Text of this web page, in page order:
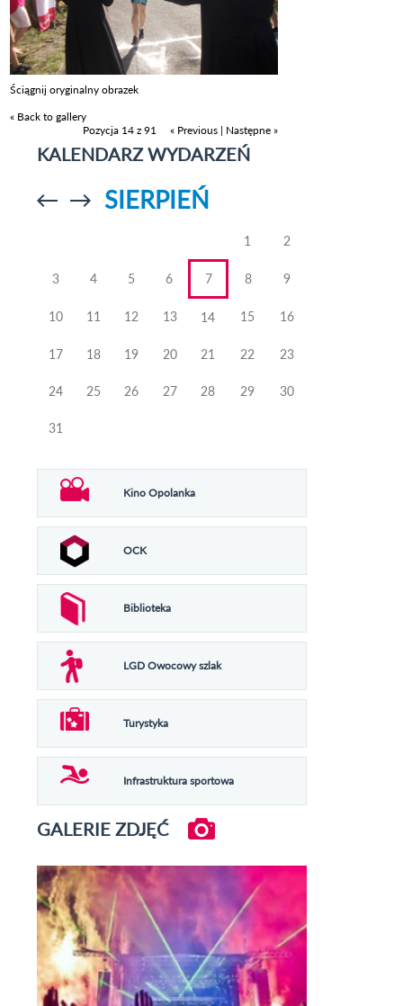
Ściągnij oryginalny obrazek
« Back to gallery
Pozycja 14 z 91
« Previous | Następne »
KALENDARZ WYDARZEŃ
Przejdź doPrzejdź do
SIERPIEŃ
1 2
3 4 5 6 7 8 9
10 11 12 13 14 15 16
17 18 19 20 21 22 23
24 25 26 27 28 29 30
31
Kino Opolanka
OCK
Biblioteka
LGD Owocowy szlak
Turystyka
Infrastruktura sportowa
GALERIE ZDJĘĆ